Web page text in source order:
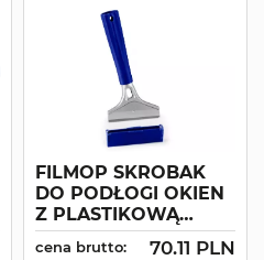
FILMOP SKROBAK
DO PODŁOGI OKIEN
Z PLASTIKOWĄ
RĄCZKĄ
cena brutto: 70.11 PLN